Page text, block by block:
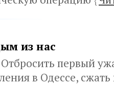
из нас
первый
в Одессе,